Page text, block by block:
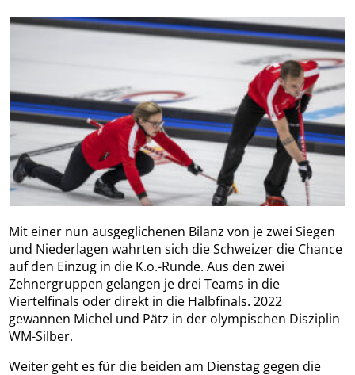
Mit einer nun ausgeglichenen Bilanz von je zwei Siegen
und Niederlagen wahrten sich die Schweizer die Chance
auf den Einzug in die K.o.-Runde. Aus den zwei
Zehnergruppen gelangen je drei Teams in die
Viertelfinals oder direkt in die Halbfinals. 2022
gewannen Michel und Pätz in der olympischen Disziplin
WM-Silber.
Weiter geht es für die beiden am Dienstag gegen die